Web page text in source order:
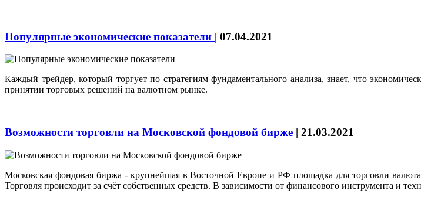
Популярные экономические показатели | 07.04.2021
Каждый трейдер, который торгует по стратегиям фундаментального анализа, знает, что
принятии торговых решений на валютном рынке.
Возможности торговли на Московской фондовой бирже | 21.03.2021
Московская фондовая биржа - крупнейшая в Восточной Европе и РФ площадка для торговли
Торговля происходит за счёт собственных средств. В зависимости от финансового инструмента и